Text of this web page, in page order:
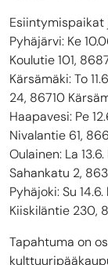
Pyhäjärvi: Ke
Koulutie 101,
Kärsämäki: To
24, 86710
Haapavesi: Pe
Nivalantie 61,
Oulainen: La
Sahankatu 2,
Pyhäjoki: Su
Kiiskiläntie 230,
Tapahtuma on